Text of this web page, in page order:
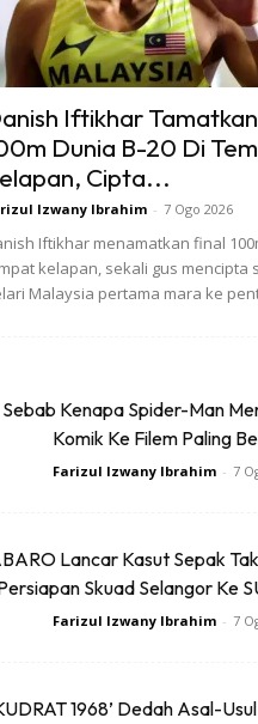
Iftikhar
Dunia B-20 Di
Cipta...
Izwany Ibrahim - 7 Ogo 2026
Iftikhar menamatkan final
kelapan, sekali gus mencipta
Malaysia pertama mara ke
Kenapa Spider-Man
Komik Ke Filem Paling
Farizul Izwany Ibrahim - 7
Lancar Kasut Sepak
Skuad Selangor Ke
Farizul Izwany Ibrahim - 7
1968’ Dedah Asal-